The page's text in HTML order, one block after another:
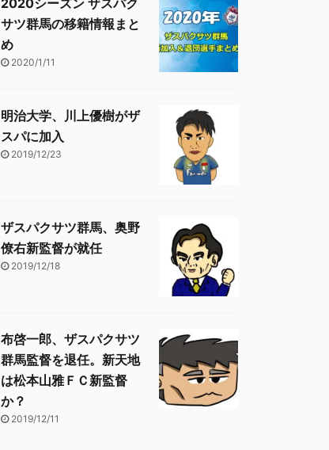
2020シーズン ザスパク
サツ群馬の移籍情報まと
め
2020/1/11
明治大学、川上優樹がザ
スパに加入
2019/12/23
ザスパクサツ群馬、奥野
僚右新監督が就任
2019/12/18
布啓一郎、ザスパクサツ
群馬監督を退任。新天地
は松本山雅ＦＣ新監督
か？
2019/12/11